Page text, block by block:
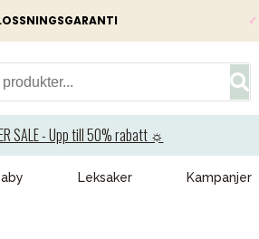
✓
SALE - Upp till 50% rabatt ☼
Leksaker Kampanjer